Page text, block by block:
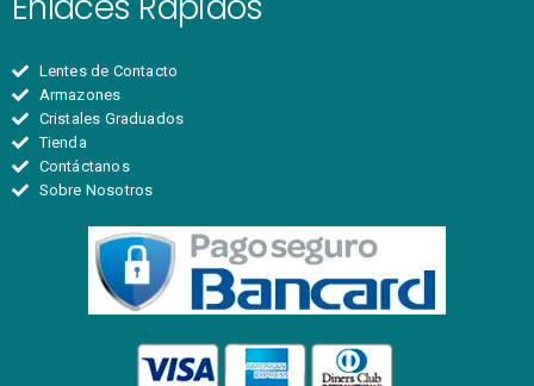
Lentes de Contacto
Armazones
Cristales Graduados
Tienda
Contáctanos
Sobre Nosotros